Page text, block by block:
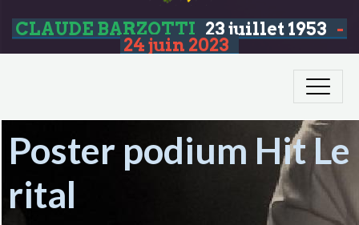
CLAUDE BARZOTTI 23 juillet 1953 -
24 juin 2023
Poster podium Hit Le
rital